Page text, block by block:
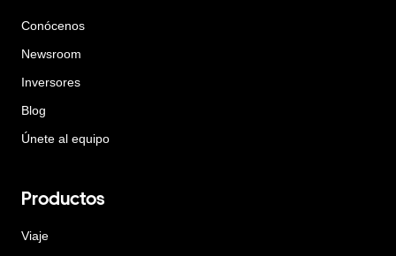
Conócenos
Newsroom
Inversores
Blog
Únete al equipo
Productos
Viaje